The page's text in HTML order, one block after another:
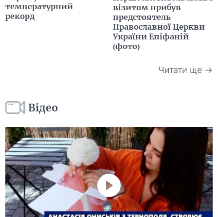
температурний
рекорд
візитом прибув
предстоятель
Православної Церкви
України Епіфаній
(фото)
Читати ще →
Відео